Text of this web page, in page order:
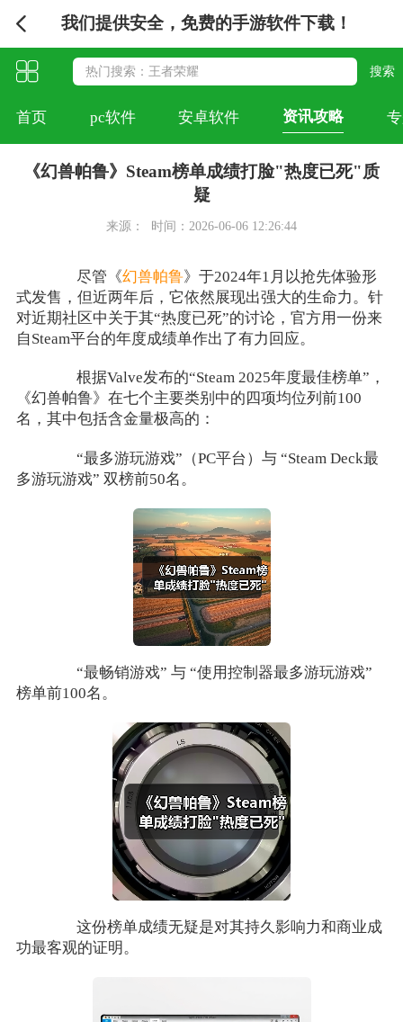
我们提供安全，免费的手游软件下载！
首页 pc软件 安卓软件 资讯攻略
《幻兽帕鲁》Steam榜单成绩打脸"热度已死"质
疑
来源： 时间：2026-06-06 12:26:44
尽管《幻兽帕鲁》于2024年1月以抢先体验形
式发售，但近两年后，它依然展现出强大的生命力。针
对近期社区中关于其“热度已死”的讨论，官方用一份来
自Steam平台的年度成绩单作出了有力回应。
根据Valve发布的“Steam 2025年度最佳榜单”，
《幻兽帕鲁》在七个主要类别中的四项均位列前100
名，其中包括含金量极高的：
“最多游玩游戏”（PC平台）与 “Steam Deck最
多游玩游戏” 双榜前50名。
“最畅销游戏” 与 “使用控制器最多游玩游戏”
榜单前100名。
这份榜单成绩无疑是对其持久影响力和商业成
功最客观的证明。